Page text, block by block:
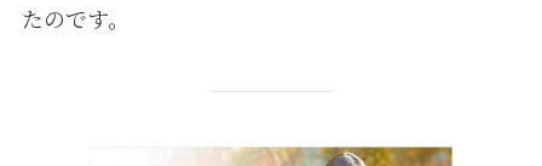
たのです。